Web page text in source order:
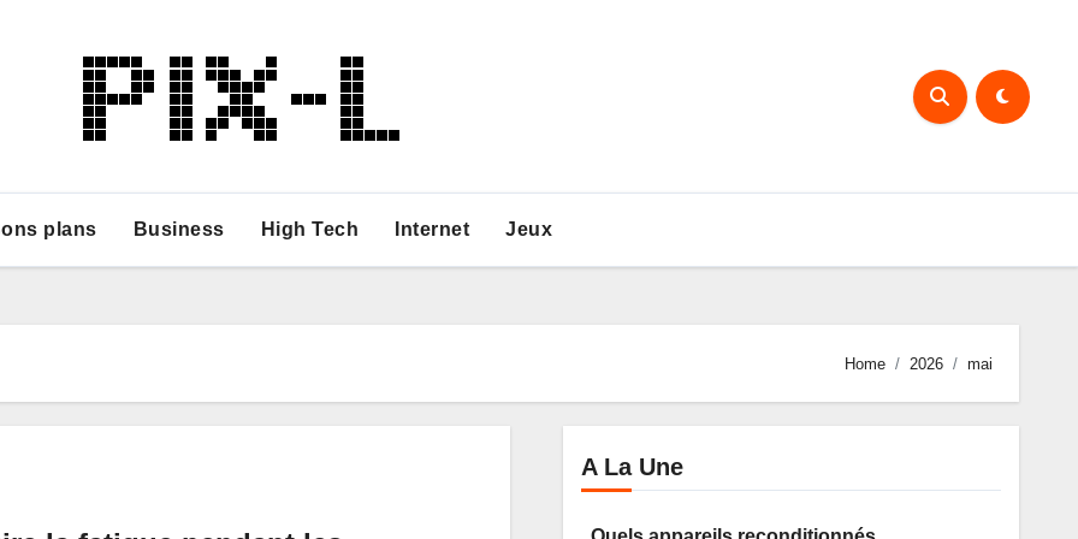
plans Business High Tech Internet Jeux
Home 2026 mai
A La Une